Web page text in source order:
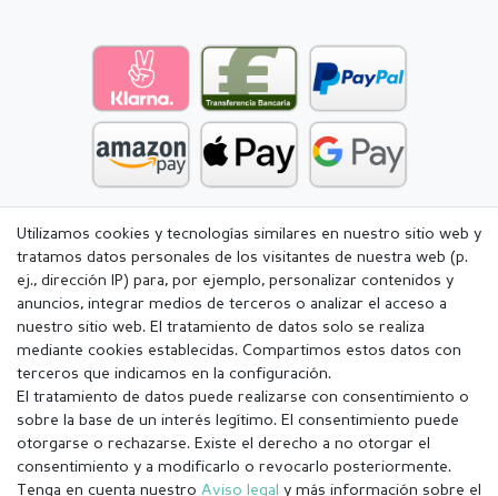
Utilizamos cookies y tecnologías similares en nuestro sitio web y
tratamos datos personales de los visitantes de nuestra web (p.
ej., dirección IP) para, por ejemplo, personalizar contenidos y
anuncios, integrar medios de terceros o analizar el acceso a
nuestro sitio web. El tratamiento de datos solo se realiza
mediante cookies establecidas. Compartimos estos datos con
terceros que indicamos en la configuración.
El tratamiento de datos puede realizarse con consentimiento o
sobre la base de un interés legítimo. El consentimiento puede
otorgarse o rechazarse. Existe el derecho a no otorgar el
consentimiento y a modificarlo o revocarlo posteriormente.
Tenga en cuenta nuestro Aviso legal y más información sobre el